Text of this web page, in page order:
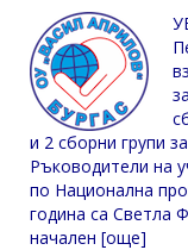
и 2 сборни групи
Ръководители на
по Национална
година са Светла
начален [още]